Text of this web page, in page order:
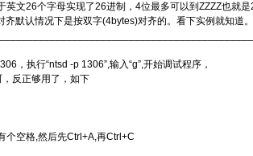
英文26个字母实现了26进制，4位最多可以到ZZZZ也就
默认情况下是按双字(4bytes)对齐的。看下实例就知道。
，执行“ntsd -p 1306”,输入“g”,开始调试程序，
反正够用了，如下
个空格,然后先Ctrl+A,再Ctrl+C